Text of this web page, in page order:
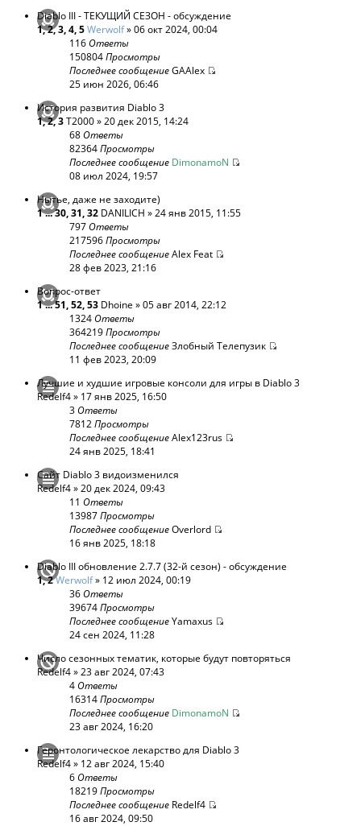
Diablo III - ТЕКУЩИЙ СЕЗОН - обсуждение
1,2,3,4,5Werwolf» 06 окт 2024, 00:04
116Ответы
150804Просмотры
Последнее сообщениеGAAlex
25 июн 2026, 06:46
История развития Diablo 3
1,2,3T2000» 20 дек 2015, 14:24
68Ответы
82364Просмотры
Последнее сообщение DimonamoN
08 июл 2024, 19:57
Нытье, даже не заходите)
1...30,31,32 DANILICH » 24 янв 2015, 11:55
797Ответы
217596Просмотры
Последнее сообщениеAlex Feat
28 фев 2023, 21:16
Вопрос-ответ
1...51,52,53 Dhoine » 05 авг 2014, 22:12
1324Ответы
364219Просмотры
Последнее сообщениеЗлобный Телепузик
11 фев 2023, 20:09
Лучшие и худшие игровые консоли для игры в Diablo 3
Redelf4» 17 янв 2025, 16:50
3Ответы
7812Просмотры
Последнее сообщениеAlex123rus
24 янв 2025, 18:41
Сайт Diablo 3 видоизменился
Redelf4» 20 дек 2024, 09:43
11 Ответы
13987Просмотры
Последнее сообщениеOverlord
16 янв 2025, 18:18
Diablo III обновление 2.7.7 (32-й сезон) - обсуждение
1,2Werwolf» 12 июл 2024, 00:19
36Ответы
39674Просмотры
Последнее сообщениеYamaxus
24 сен 2024, 11:28
Число сезонных тематик, которые будут повторяться
Redelf4» 23 авг 2024, 07:43
4Ответы
16314Просмотры
Последнее сообщение DimonamoN
23 авг 2024, 16:20
Геронтологическое лекарство для Diablo 3
Redelf4» 12 авг 2024, 15:40
6Ответы
18219Просмотры
Последнее сообщение Redelf4
16 авг 2024, 09:50